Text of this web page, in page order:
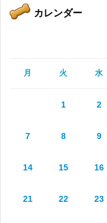
カレンダー
月 火 水
1 2
7 8 9
14 15 16
21 22 23